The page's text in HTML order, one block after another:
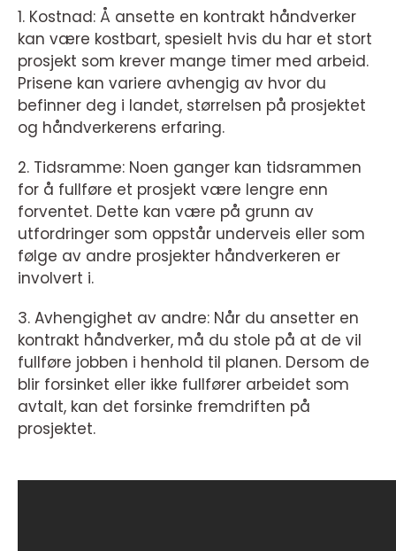
1. Kostnad: Å ansette en kontrakt håndverker
kan være kostbart, spesielt hvis du har et stort
prosjekt som krever mange timer med arbeid.
Prisene kan variere avhengig av hvor du
befinner deg i landet, størrelsen på prosjektet
og håndverkerens erfaring.
2. Tidsramme: Noen ganger kan tidsrammen
for å fullføre et prosjekt være lengre enn
forventet. Dette kan være på grunn av
utfordringer som oppstår underveis eller som
følge av andre prosjekter håndverkeren er
involvert i.
3. Avhengighet av andre: Når du ansetter en
kontrakt håndverker, må du stole på at de vil
fullføre jobben i henhold til planen. Dersom de
blir forsinket eller ikke fullfører arbeidet som
avtalt, kan det forsinke fremdriften på
prosjektet.